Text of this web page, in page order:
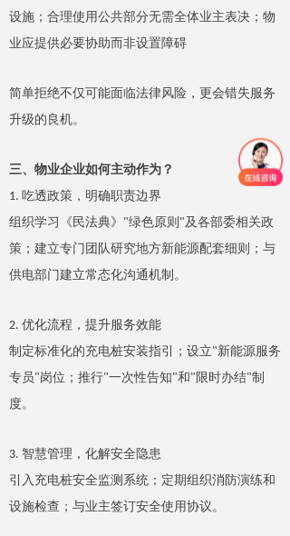
设施 ； 合理使用公共部分无需全体业主表决 ； 物
业应提供必要协助而非设置障碍
简单拒绝不仅可能面临法律风险，更会错失服务
升级的良机。
三、物业企业如何主动作为？
1. 吃透政策，明确职责边界
组织学习《民法典》 "绿色原则 "及各部委相关政
策 ； 建立专门团队研究地方新能源配套细则 ； 与
供电部门建立常态化沟通机制 。
2. 优化流程，提升服务效能
制定标准化的充电桩安装指引
； 设立"新能源服务
专员"岗位 ； 推行"一次性告知 "和" 限时办结"制
度。
3. 智慧管理，化解安全隐患
引入充电桩安全监测系统 ； 定期组织消防演练和
设施检查 ； 与业主签订安全使用协议。